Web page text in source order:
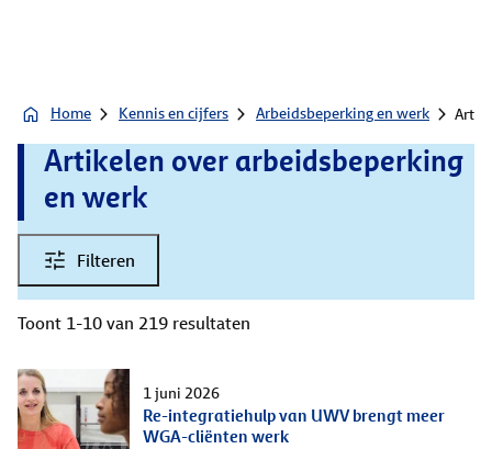
Home Kennis en cijfers Arbeidsbeperking en werk
Artikelen over arbeidsbeperking
en werk
Filteren
Toont 1-10 van 219 resultaten
1 juni 2026
Re-integratiehulp van UWV brengt meer
WGA-cliënten werk